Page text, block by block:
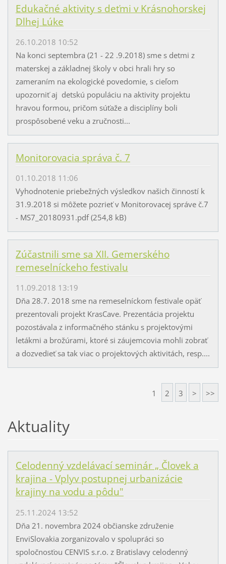
Edukačné aktivity s deťmi v Krásnohorskej
Dlhej Lúke
26.10.2018 10:52
Na konci septembra (21 - 22 .9.2018) sme s detmi z
materskej a základnej školy v obci hrali hry so
zameraním na ekologické povedomie, s cieľom
upozorniť aj detskú populáciu na aktivity projektu
hravou formou, pričom súťaže a disciplíny boli
prospôsobené veku a zručnosti...
Monitorovacia správa č. 7
01.10.2018 11:06
Vyhodnotenie priebežných výsledkov našich činností k
31.9.2018 si môžete pozrieť v Monitorovacej správe č.7
- MS7_20180931.pdf (254,8 kB)
Zúčastnili sme sa XII. Gemerského
remeselníckeho festivalu
11.09.2018 13:19
Dňa 28.7. 2018 sme na remeselníckom festivale opäť
prezentovali projekt KrasCave. Prezentácia projektu
pozostávala z informačného stánku s projektovými
letákmi a brožúrami, ktoré si záujemcovia mohli zobrať
a dozvedieť sa tak viac o projektových aktivitách, resp....
1 2 3 > >>
Aktuality
Celodenný vzdelávací seminár „ Človek a
krajina - Vplyv postupnej urbanizácie
krajiny na vodu a pôdu"
25.11.2024 13:52
Dňa 21. novembra 2024 občianske združenie
EnviSlovakia zorganizovalo v spolupráci so
spoločnosťou CENVIS s.r.o. z Bratislavy celodenný